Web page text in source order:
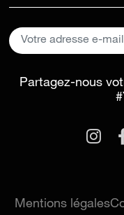
Partagez-nous
Mentions légales